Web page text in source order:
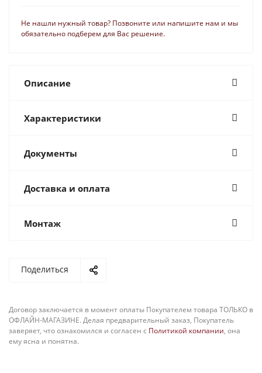
Не нашли нужный товар? Позвоните или напишите нам и мы
обязательно подберем для Вас решение.
Описание
Характеристики
Документы
Доставка и оплата
Монтаж
Поделиться
Договор заключается в момент оплаты Покупателем товара ТОЛЬКО в
ОФЛАЙН-МАГАЗИНЕ. Делая предварительный заказ, Покупатель
заверяет, что ознакомился и согласен с Политикой компании, она
ему ясна и понятна.